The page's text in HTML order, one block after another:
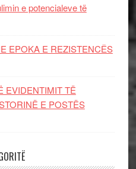
e potencialeve të
EPOKA E REZISTENCЁS
EVIDENTIMIT TË
E POSTËS